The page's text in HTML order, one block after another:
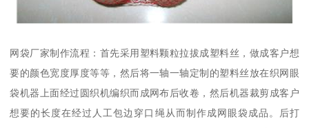
网袋厂家制作流程：首先采用塑料颗粒拉拔成塑料丝，做成客户想
要的颜色宽度厚度等等，然后将一轴一轴定制的塑料丝放在织网眼
袋机器上面经过圆织机编织而成网布后收卷，然后机器裁剪成客户
想要的长度在经过人工包边穿口绳从而制作成网眼袋成品。后打